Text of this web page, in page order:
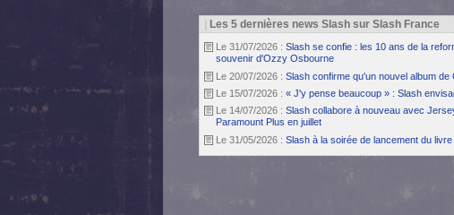
Les 5 dernières news Slash sur Slash France
Le 31/07/2026 : Slash se confie : les 10 ans de la
souvenir d'Ozzy Osbourne
Le 20/07/2026 : Slash confirme qu'un nouvel album
Le 15/07/2026 : « J'y pense beaucoup » : Slash
Le 14/07/2026 : Slash collabore à nouveau avec
Paramount Plus en juillet
Le 31/05/2026 : Slash à la soirée de lancement du